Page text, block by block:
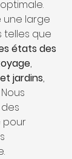
une large
telles que
états des
,
jardins,
Nous
pour